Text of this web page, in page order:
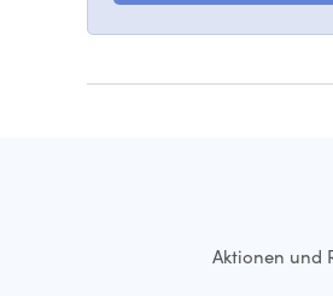
Aktionen und